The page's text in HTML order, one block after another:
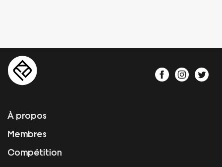
À propos
Membres
Compétition